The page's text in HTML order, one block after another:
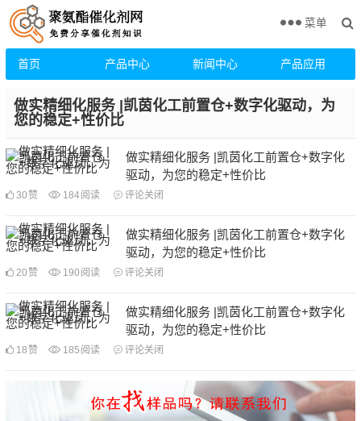
首页 产品中心 新闻中心 产品应用
菜单
做实精细化服务 |凯茵化工前置仓+数字化驱动，为
您的稳定+性价比
做实精细化服务 |凯茵化工前置仓+数字化
驱动，为您的稳定+性价比
30 赞 184阅读 评论关闭
做实精细化服务 |凯茵化工前置仓+数字化
驱动，为您的稳定+性价比
20 赞 190 阅读 评论关闭
做实精细化服务 |凯茵化工前置仓+数字化
驱动，为您的稳定+性价比
18 赞 185 阅读 评论关闭